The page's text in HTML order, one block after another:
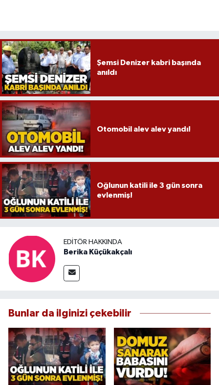
Şemsi Denizer kabri başında
anıldı
Otomobil alev alev yandı!
Oğlunun katili ile 3 gün sonra
evlenmiş!
EDITÖR HAKKINDA
Berika Küçükakçalı
Bunlar da ilginizi çekebilir